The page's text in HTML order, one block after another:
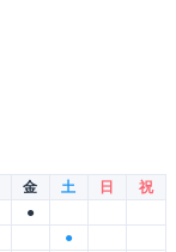
金 土 日
祝
●
●